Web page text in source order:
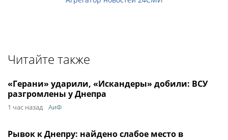
Читайте также
«Герани» ударили, «Искандеры» добили: ВСУ
разгромлены у Днепра
1 час назад АиФ
Рывок к Днепру: найдено слабое место в